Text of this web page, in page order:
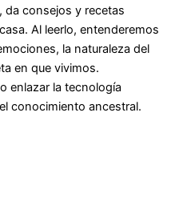
da consejos y recetas
Al leerlo, entenderemos
la naturaleza del
en que vivimos.
enlazar la tecnología
conocimiento ancestral.